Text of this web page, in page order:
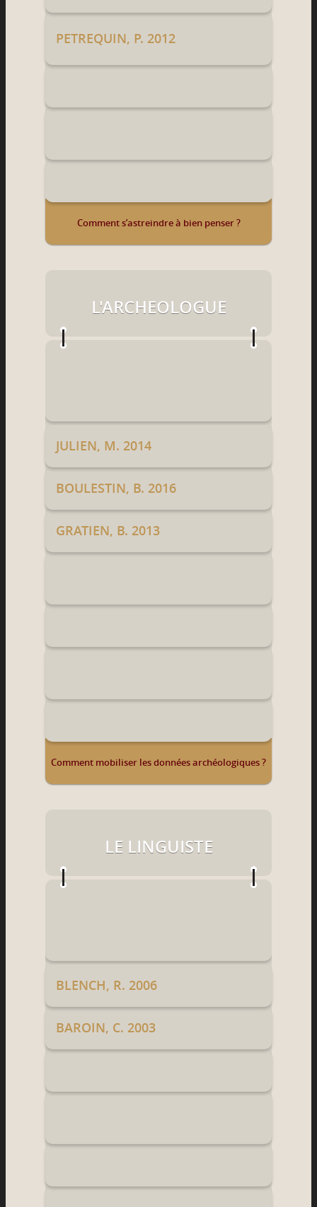
PETREQUIN, P. 2012
Comment s’astreindre à bien penser ?
L'ARCHEOLOGUE
JULIEN, M. 2014
BOULESTIN, B. 2016
GRATIEN, B. 2013
Comment mobiliser les données archéologiques ?
LE LINGUISTE
BLENCH, R. 2006
BAROIN, C. 2003